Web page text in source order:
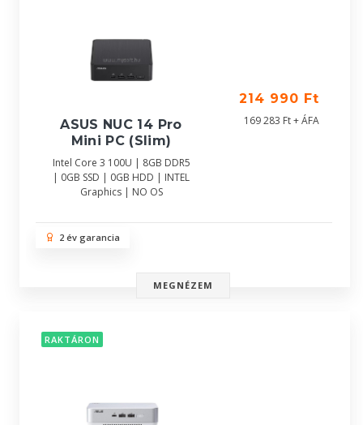
ASUS NUC 14 Pro
Mini PC (Slim)
Intel Core 3 100U | 8GB DDR5
| 0GB SSD | 0GB HDD | INTEL
Graphics | NO OS
214 990 Ft
169 283 Ft + ÁFA
2 év garancia
MEGNÉZEM
RAKTÁRON